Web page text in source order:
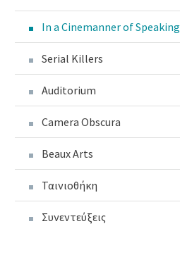
In a Cinemanner of Speaking
Serial Killers
Auditorium
Camera Obscura
Beaux Arts
Ταινιοθήκη
Συνεντεύξεις